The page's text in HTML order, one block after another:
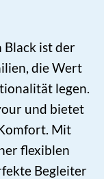
Black ist der
die Wert
legen.
und bietet
Mit
flexiblen
Begleiter